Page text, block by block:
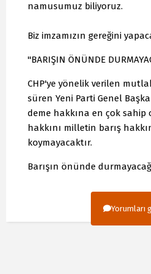
namusumuz biliyoruz.
Biz imzamızın gereğini
"BARIŞIN ÖNÜNDE
CHP'ye yönelik verilen
süren Yeni Parti Genel
deme hakkına en çok sahip
hakkını milletin barış
koymayacaktır.
Barışın önünde
Yorumları